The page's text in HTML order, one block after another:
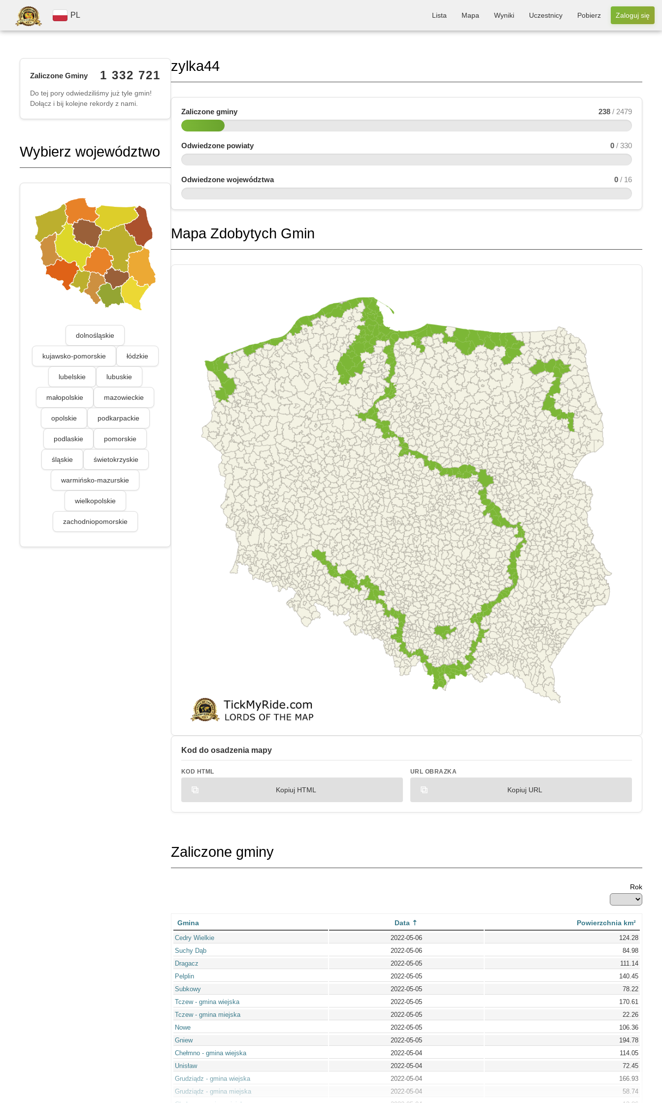
PL Lista Mapa Wyniki Uczestnicy Pobierz Zaloguj się
Zaliczone Gminy 1 332 721
Do tej pory odwiedziliśmy już tyle gmin!
Dołącz i bij kolejne rekordy z nami.
Wybierz województwo
dolnośląskie
kujawsko-pomorskie łódzkie
lubelskie lubuskie
małopolskie mazowieckie
opolskie podkarpackie
podlaskie pomorskie
śląskie świetokrzyskie
warmińsko-mazurskie
wielkopolskie
zachodniopomorskie
zylka44
Zaliczone gminy 238 / 2479
Odwiedzone powiaty 0 / 330
Odwiedzone województwa 0 / 16
Mapa Zdobytych Gmin
Kod do osadzenia mapy
KOD HTML
Kopiuj HTML
URL OBRAZKA
Kopiuj URL
Zaliczone gminy
Rok
Gmina Data Powierzchnia km²
Cedry Wielkie 2022-05-06
124.28
Suchy Dąb
2022-05-06
84.98
Dragacz
2022-05-05
111.14
Pelplin
2022-05-05
140.45
Subkowy
2022-05-05
78.22
Tczew - gmina wiejska
2022-05-05
170.61
Tczew - gmina miejska
2022-05-05
22.26
Nowe
2022-05-05
106.36
Gniew
2022-05-05
194.78
Chełmno - gmina wiejska
2022-05-04
114.05
Unisław
2022-05-04
72.45
Grudziądz - gmina wiejska
2022-05-04
166.93
Grudziądz - gmina miejska
2022-05-04
58.74